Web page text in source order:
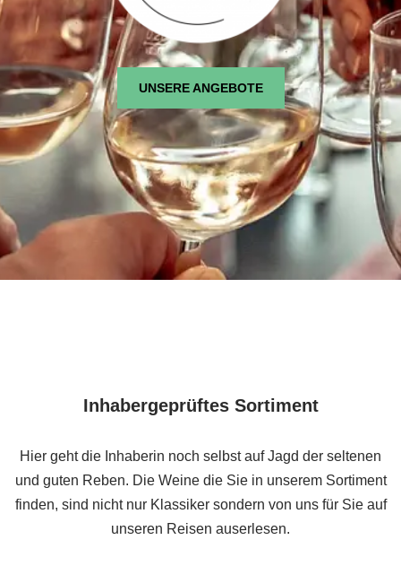
UNSERE ANGEBOTE
Inhabergeprüftes Sortiment
Hier geht die Inhaberin noch selbst auf Jagd der seltenen
und guten Reben. Die Weine die Sie in unserem Sortiment
finden, sind nicht nur Klassiker sondern von uns für Sie auf
unseren Reisen auserlesen.